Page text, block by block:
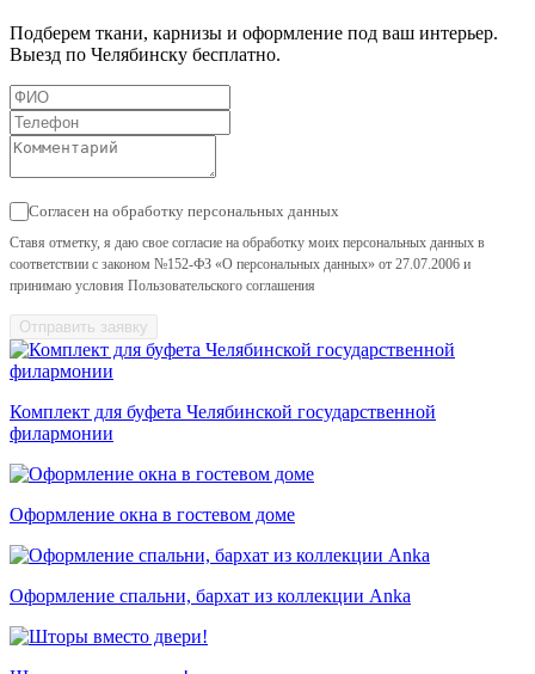
Подберем ткани, карнизы и оформление под ваш интерьер.
Выезд по Челябинску бесплатно.
Согласен на обработку персональных данных
Ставя отметку, я даю свое согласие на обработку моих персональных данных в
соответствии с законом №152-ФЗ «О персональных данных» от 27.07.2006 и
принимаю условия Пользовательского соглашения
Отправить заявку
Комплект для буфета Челябинской государственной
филармонии
Оформление окна в гостевом доме
Оформление спальни, бархат из коллекции Anka